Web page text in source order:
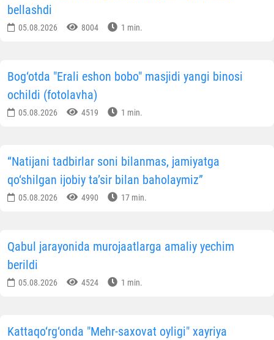
bellashdi
05.08.2026 8004 1 min.
Bog‘otda "Erali eshon bobo" masjidi yangi binosi
ochildi (fotolavha)
05.08.2026 4519 1 min.
“Natijani tadbirlar soni bilanmas, jamiyatga
qo‘shilgan ijobiy ta’sir bilan baholaymiz”
05.08.2026 4990 17 min.
Qabul jarayonida murojaatlarga amaliy yechim
berildi
05.08.2026 4524 1 min.
Kattaqo‘rg‘onda "Mehr-saxovat oyligi" xayriya